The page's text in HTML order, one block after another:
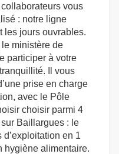
vous
: notre ligne
les jours ouvrables.
ministère de
participer à votre
Il vous
prise en charge
avec le Pôle
choisir parmi 4
Baillargues : le
en 1
hygiène alimentaire.